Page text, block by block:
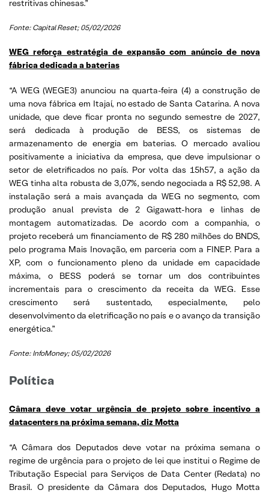
restritivas chinesas.”
Fonte: Capital Reset; 05/02/2026
WEG reforça estratégia de expansão com anúncio de nova
fábrica dedicada a baterias
“A WEG (WEGE3) anunciou na quarta-feira (4) a construção de
uma nova fábrica em Itajaí, no estado de Santa Catarina. A nova
unidade, que deve ficar pronta no segundo semestre de 2027,
será dedicada à produção de BESS, os sistemas de
armazenamento de energia em baterias. O mercado avaliou
positivamente a iniciativa da empresa, que deve impulsionar o
setor de eletrificados no país. Por volta das 15h57, a ação da
WEG tinha alta robusta de 3,07%, sendo negociada a R$ 52,98. A
instalação será a mais avançada da WEG no segmento, com
produção anual prevista de 2 Gigawatt-hora e linhas de
montagem automatizadas. De acordo com a companhia, o
projeto receberá um financiamento de R$ 280 milhões do BNDS,
pelo programa Mais Inovação, em parceria com a FINEP. Para a
XP, com o funcionamento pleno da unidade em capacidade
máxima, o BESS poderá se tornar um dos contribuintes
incrementais para o crescimento da receita da WEG. Esse
crescimento será sustentado, especialmente, pelo
desenvolvimento da eletrificação no país e o avanço da transição
energética.”
Fonte: InfoMoney; 05/02/2026
Política
Câmara deve votar urgência de projeto sobre incentivo a
datacenters na próxima semana, diz Motta
“A Câmara dos Deputados deve votar na próxima semana o
regime de urgência para o projeto de lei que institui o Regime de
Tributação Especial para Serviços de Data Center (Redata) no
Brasil. O presidente da Câmara dos Deputados, Hugo Motta